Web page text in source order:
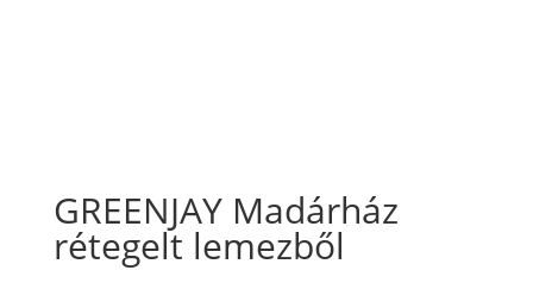
GREENJAY Madárház
rétegelt lemezből